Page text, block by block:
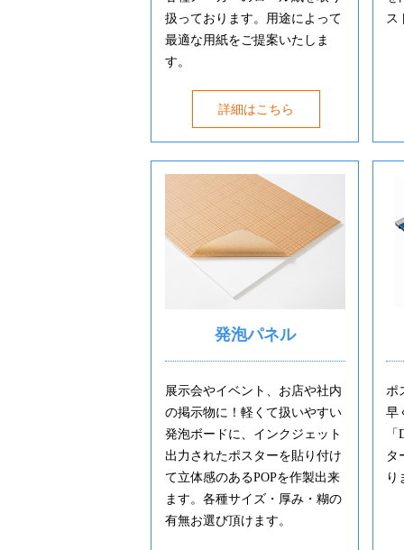
扱っております。用途によって
最適な用紙をご提案いたしま
す。
詳細はこちら
ス
発泡パネル
展示会やイベント、お店や社内
の掲示物に！軽くて扱いやすい
発泡ボードに、インクジェット
出力されたポスターを貼り付け
て立体感のあるPOPを作製出来
ます。各種サイズ・厚み・糊の
有無お選び頂けます。
ポ
早
タ
り